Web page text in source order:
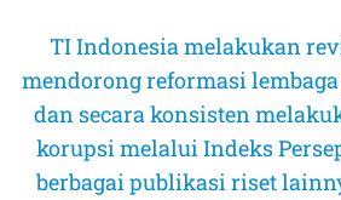
TI Indonesia melakukan
mendorong reformasi
dan secara konsisten
korupsi melalui Indeks
berbagai publikasi riset